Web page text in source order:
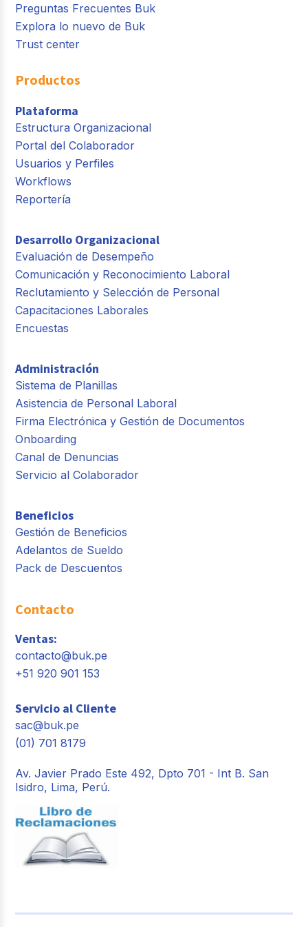
Preguntas Frecuentes Buk
Explora lo nuevo de Buk
Trust center
Productos
Plataforma
Estructura Organizacional
Portal del Colaborador
Usuarios y Perfiles
Workflows
Reportería
Desarrollo Organizacional
Evaluación de Desempeño
Comunicación y Reconocimiento Laboral
Reclutamiento y Selección de Personal
Capacitaciones Laborales
Encuestas
Administración
Sistema de Planillas
Asistencia de Personal Laboral
Firma Electrónica y Gestión de Documentos
Onboarding
Canal de Denuncias
Servicio al Colaborador
Beneficios
Gestión de Beneficios
Adelantos de Sueldo
Pack de Descuentos
Contacto
Ventas:
contacto@buk.pe
+51 920 901 153
Servicio al Cliente
sac@buk.pe
(01) 701 8179
Av. Javier Prado Este 492, Dpto 701 - Int B. San
Isidro, Lima, Perú.